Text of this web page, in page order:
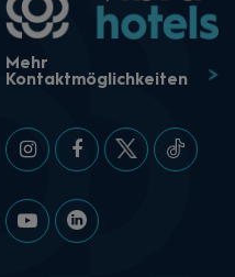
Mehr
Kontaktmöglichkeiten